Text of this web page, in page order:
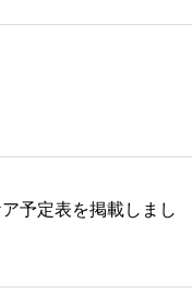
予定表を掲載しまし